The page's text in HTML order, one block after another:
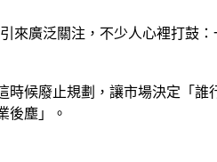
來廣泛關注，不少人心裡打鼓
候廢止規劃，讓市場決定「
後塵」。